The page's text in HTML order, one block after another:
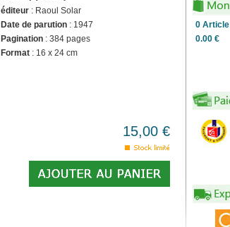
éditeur : Raoul Solar
Date de parution : 1947
Pagination : 384 pages
Format : 16 x 24 cm
15,00 €
0 Article
0.00 €